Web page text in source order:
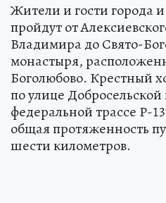
Жители и гости города
пройдут от
Владимира до Свято-
монастыря,
Боголюбово. Крестный
по улице Добросельской
федеральной трассе Р-
общая протяженность
шести километров.